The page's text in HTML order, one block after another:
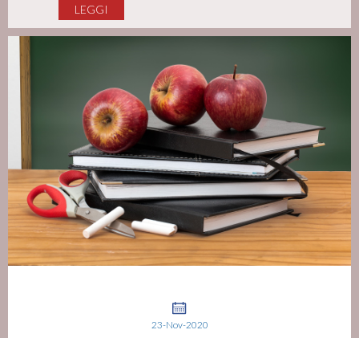
LEGGI
23-Nov-2020